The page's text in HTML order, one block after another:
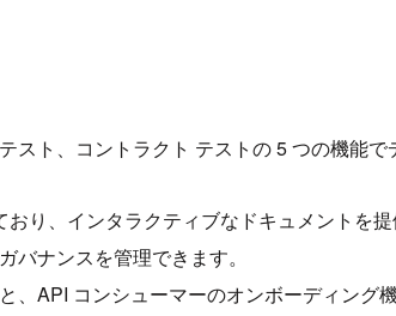
スト、コントラクト テストの 5 つの機能
り、インタラクティブなドキュメントを提
バナンスを管理できます。
、API コンシューマーのオンボーディング